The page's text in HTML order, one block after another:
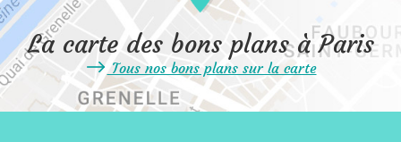
La carte des bons plans à Paris
Tous nos bons plans sur la carte